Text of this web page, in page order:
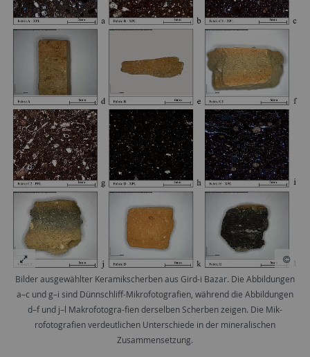
Bilder ausgewählter Keramikscherben aus Gird-i Bazar. Die Abbildungen
a–c und g–i sind Dünnschliff-Mikrofotografien, während die Abbildungen
d–f und j–l Makrofotogra-fien derselben Scherben zeigen. Die Mik-
rofotografien verdeutlichen Unterschiede in der mineralischen
Zusammensetzung.